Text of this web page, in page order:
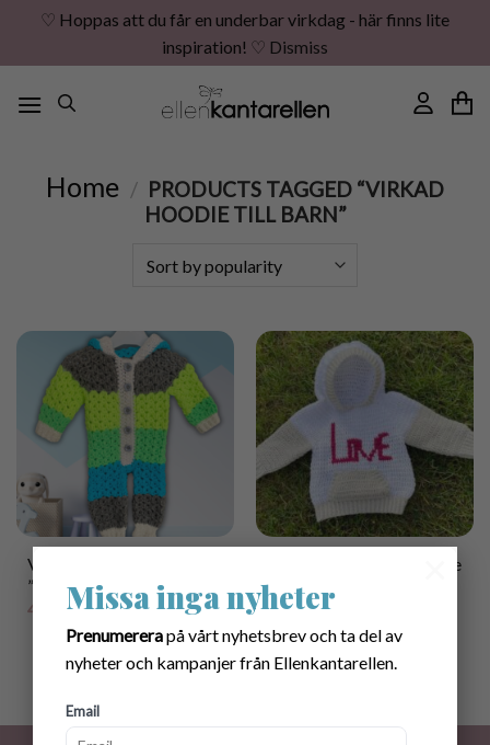
Missa inga nyheter
Prenumererapå vårt nyhetsbrev och ta del av
nyheter och kampanjer från Ellenkantarellen.
Email
♡ Hoppas att du får en underbar virkdag - här finns lite
inspiration! ♡ Dismiss
Home / PRODUCTS TAGGED “VIRKAD
HOODIE TILL BARN”
Virkmönster Babyoverall
”Erik” 0-6mån
40.00kr
Virkmönster Love Hoodie
9 mån-12år
40.00kr